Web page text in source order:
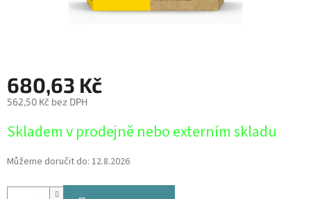
680,63 Kč
562,50 Kč bez DPH
cena:
Skladem v prodejně nebo externím skladu
Můžeme doručit do: 12.8.2026